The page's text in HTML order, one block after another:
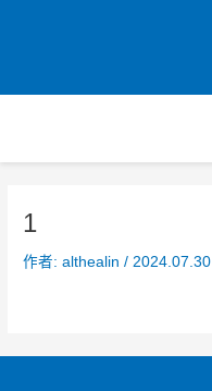
1
作者:althealin/ 2024.07.30